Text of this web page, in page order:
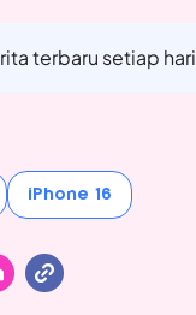
terbaru setiap hari
iPhone 16